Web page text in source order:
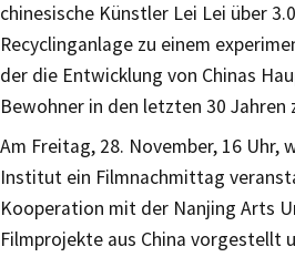
chinesische Künstler Lei Lei über
Recyclinganlage zu einem
der die Entwicklung von Chinas
Bewohner in den letzten 30 Jahren
Am Freitag, 28. November, 16 Uhr,
Institut ein Filmnachmittag
Kooperation mit der Nanjing Arts
Filmprojekte aus China vorgestellt